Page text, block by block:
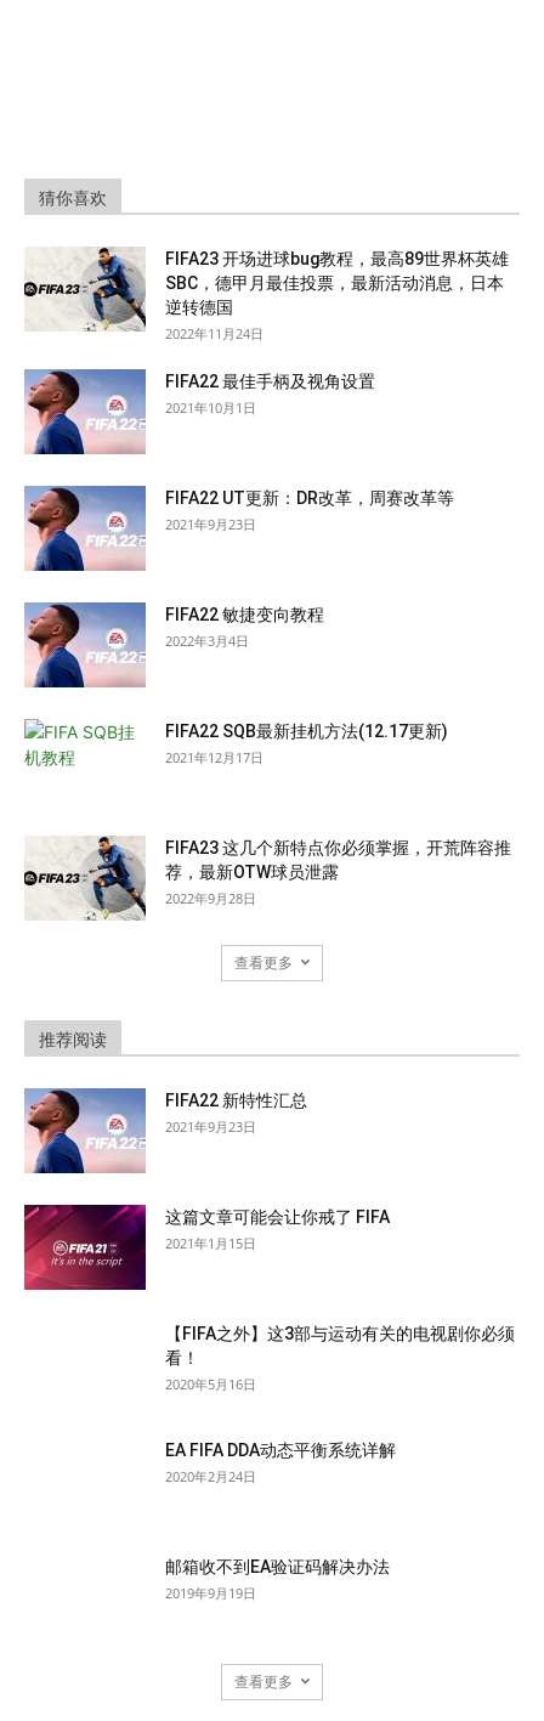
猜你喜欢
FIFA23 开场进球bug教程，最高89世界杯英雄
SBC，德甲月最佳投票，最新活动消息，日本
逆转德国
2022年11月24日
FIFA22 最佳手柄及视角设置
2021年10月1日
FIFA22 UT更新：DR改革，周赛改革等
2021年9月23日
FIFA22 敏捷变向教程
2022年3月4日
FIFA22 SQB最新挂机方法(12.17更新)
2021年12月17日
FIFA23 这几个新特点你必须掌握，开荒阵容推
荐，最新OTW球员泄露
2022年9月28日
查看更多
推荐阅读
FIFA22 新特性汇总
2021年9月23日
这篇文章可能会让你戒了 FIFA
2021年1月15日
【FIFA之外】这3部与运动有关的电视剧你必须
看！
2020年5月16日
EA FIFA DDA动态平衡系统详解
2020年2月24日
邮箱收不到EA验证码解决办法
2019年9月19日
查看更多